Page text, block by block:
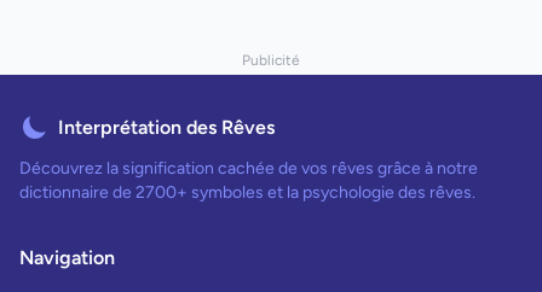
Publicité
Interprétation des Rêves
Découvrez la signification cachée de vos rêves grâce à notre
dictionnaire de 2700+ symboles et la psychologie des rêves.
Navigation